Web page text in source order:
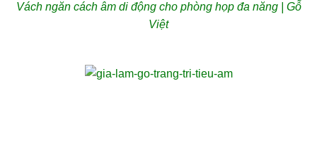
Vách ngăn cách âm di động cho phòng họp đa năng | Gỗ
Việt